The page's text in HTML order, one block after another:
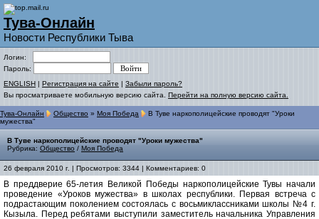
Тува-Онлайн
Новости Республики Тыва
Логин:
Пароль:
ENGLISH | Регистрация на сайте | Забыли пароль?
Вы просматриваете мобильную версию сайта. Перейти на полную версию сайта.
Тува-Онлайн Общество » Моя Победа
В Туве наркополицейские проводят "Уроки
мужества"
В Туве наркополицейские проводят "Уроки мужества"
Рубрика: Общество / Моя Победа
26 февраля 2010 г. | Просмотров: 3344 | Комментариев: 0
В преддверие 65-летия Великой Победы наркополицейские Тувы начали
проведение «Уроков мужества» в школах республики. Первая встреча с
подрастающим поколением состоялась с восьмиклассниками школы №4 г.
Кызыла. Перед ребятами выступили заместитель начальника Управления